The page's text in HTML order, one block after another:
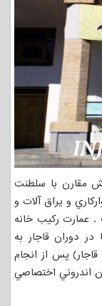
هـ.ق حدود ۴۰۰ سال پيش مقارن با سلطنت
و يراق آلات و
. عمارت ركيب خانه
دوران قاجار به
پس از انجام
اندروني اختصاصي